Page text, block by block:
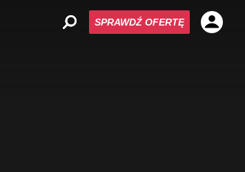
SPRAWDŹ OFERTĘ